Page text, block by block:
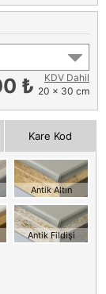
₺
KDV Dahil
20 x 30 cm
Kare Kod
Antik Altın
Antik Fildişi